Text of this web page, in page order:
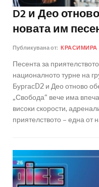
D2 и Део
новата им
Публикувана от: КРАСИМИРА
Песента за
националното турне на
БургасD2 и Део отново
„Свобода“ вече има
високи скорости,
приятелството – една от